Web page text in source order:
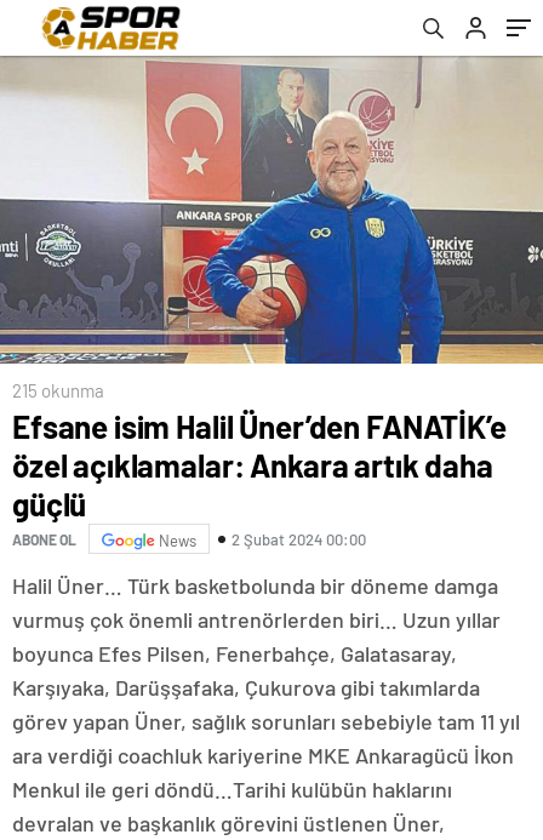
215 okunma
Efsane isim Halil Üner’den FANATİK’e
özel açıklamalar: Ankara artık daha
güçlü
ABONE OL News 2 Şubat 2024 00:00
Halil Üner… Türk basketbolunda bir döneme damga
vurmuş çok önemli antrenörlerden biri… Uzun yıllar
boyunca Efes Pilsen, Fenerbahçe, Galatasaray,
Karşıyaka, Darüşşafaka, Çukurova gibi takımlarda
görev yapan Üner, sağlık sorunları sebebiyle tam 11 yıl
ara verdiği coachluk kariyerine MKE Ankaragücü İkon
Menkul ile geri döndü…Tarihi kulübün haklarını
devralan ve başkanlık görevini üstlenen Üner,